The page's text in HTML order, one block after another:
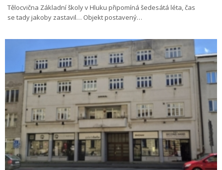
Tělocvična Základní školy v Hluku připomíná šedesátá léta, čas
se tady jakoby zastavil… Objekt postavený…